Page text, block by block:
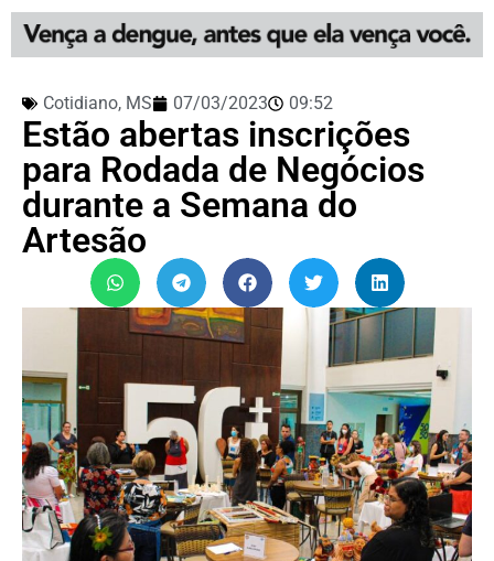
Cotidiano, MS 07/03/2023 09:52
Estão abertas inscrições
para Rodada de Negócios
durante a Semana do
Artesão